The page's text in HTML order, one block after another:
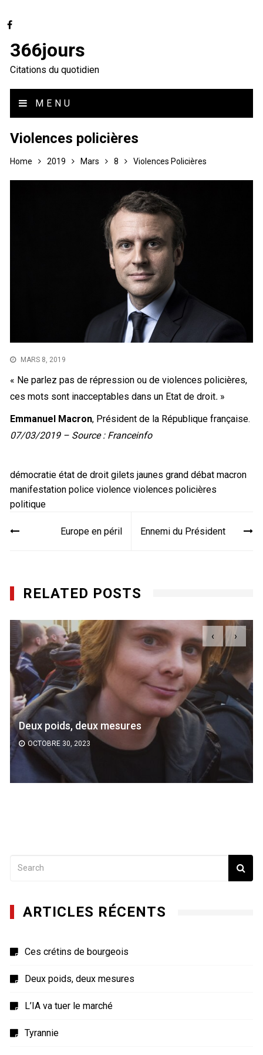
366jours
Citations du quotidien
MENU
Violences policières
Home 2019 Mars 8 Violences Policières
MARS 8, 2019
« Ne parlez pas de répression ou de violences policières,
ces mots sont inacceptables dans un Etat de droit. »
Emmanuel Macron, Président de la République française.
07/03/2019 – Source : Franceinfo
démocratie état de droit gilets jaunes grand débat macron
manifestation police violence violences policières
politique
de
Europe en péril Ennemi du Président
RELATED POSTS
Deux poids, deux mesures
OCTOBRE 30, 2023
‹ ›
ARTICLES RÉCENTS
Ces crétins de bourgeois
Deux poids, deux mesures
L’IA va tuer le marché
Tyrannie